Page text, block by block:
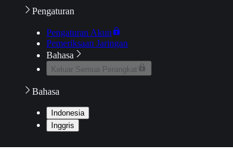
Pengaturan
Pengaturan Akun
Pemeriksaan Jaringan
Bahasa
Keluar Semua Perangkat
Bahasa
Indonesia
Inggris